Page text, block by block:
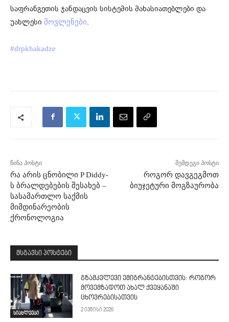
საფრანგეთის ჯანდაცვის სისტემის მახასიათებლები და
უახლესი მოვლენები.
#drpkhakadze
წინა პოსტი
რა არის ცნობილი P Diddy-
ს ბრალდებების შესახებ –
სასამართლო საქმის
მიმდინარეობის
ქრონოლოგია
შემდეგი პოსტი
როგორ დავგეგმოთ
ბიუჯეტური მოგზაურობა
მსგავსი პოსტები
სიახლეები
გზამკვლევი ემიგრანტებისთვის: როგორ
მოვემზადოთ ახალ ქვეყანაში
ცხოვრებისათვის
2 ივნისი 2026